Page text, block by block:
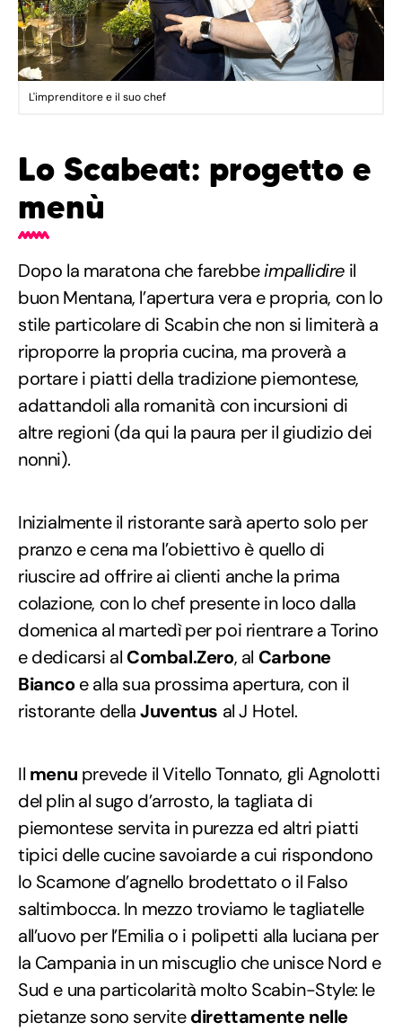
L'imprenditore e il suo chef
Lo Scabeat: progetto e
menù
Dopo la maratona che farebbeimpallidire il
buon Mentana, l’apertura vera e propria, con lo
stile particolare di Scabin che non si limiterà a
riproporre la propria cucina, ma proverà a
portare i piatti della tradizione piemontese,
adattandoli alla romanità con incursioni di
altre regioni (da qui la paura per il giudizio dei
nonni).
Inizialmente il ristorante sarà aperto solo per
pranzo e cena ma l’obiettivo è quello di
riuscire ad offrire ai clienti anche la prima
colazione, con lo chef presente in loco dalla
domenica al martedì per poi rientrare a Torino
e dedicarsi al Combal.Zero, al Carbone
Biancoe alla sua prossima apertura, con il
ristorante dellaJuventus al J Hotel.
Il menu prevede il Vitello Tonnato, gli Agnolotti
del plin al sugo d’arrosto, la tagliata di
piemontese servita in purezza ed altri piatti
tipici delle cucine savoiarde a cui rispondono
lo Scamone d’agnello brodettato o il Falso
saltimbocca. In mezzo troviamo le tagliatelle
all’uovo per l’Emilia o i polipetti alla luciana per
la Campania in un miscuglio che unisce Nord e
Sud e una particolarità molto Scabin-Style: le
pietanze sono servitedirettamente nelle